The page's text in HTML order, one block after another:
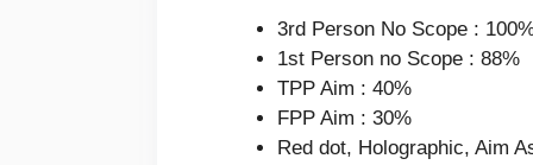
3rd Person No Scope :
1st Person no Scope : 88%
TPP Aim : 40%
FPP Aim : 30%
Red dot, Holographic, Aim